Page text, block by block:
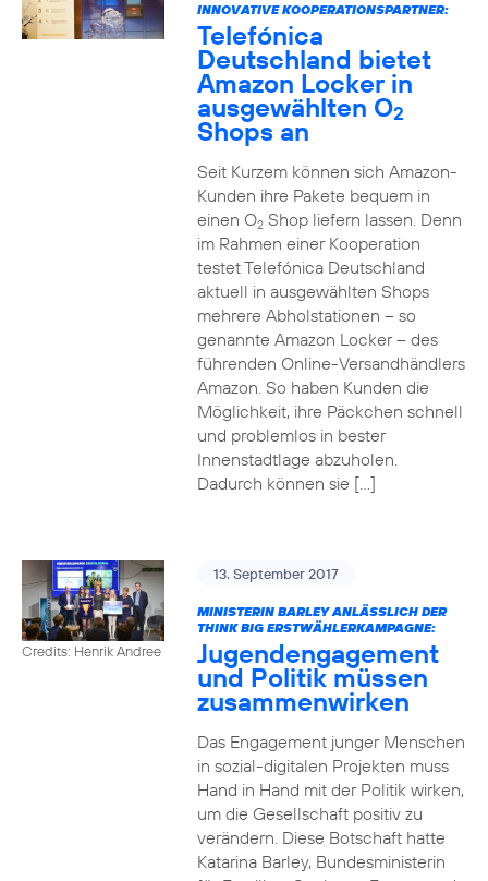
INNOVATIVE KOOPERATIONSPARTNER:
Telefónica
Deutschland bietet
Amazon Locker in
ausgewählten O2
Shops an
Seit Kurzem können sich Amazon-
Kunden ihre Pakete bequem in
einen O2Shop liefern lassen. Denn
im Rahmen einer Kooperation
testet Telefónica Deutschland
aktuell in ausgewählten Shops
mehrere Abholstationen – so
genannte Amazon Locker – des
führenden Online-Versandhändlers
Amazon. So haben Kunden die
Möglichkeit, ihre Päckchen schnell
und problemlos in bester
Innenstadtlage abzuholen.
Dadurch können sie […]
Credits: Henrik Andree
13. September 2017
MINISTERIN BARLEY ANLÄSSLICH DER
THINK BIG ERSTWÄHLERKAMPAGNE:
Jugendengagement
und Politik müssen
zusammenwirken
Das Engagement junger Menschen
in sozial-digitalen Projekten muss
Hand in Hand mit der Politik wirken,
um die Gesellschaft positiv zu
verändern. Diese Botschaft hatte
Katarina Barley, Bundesministerin